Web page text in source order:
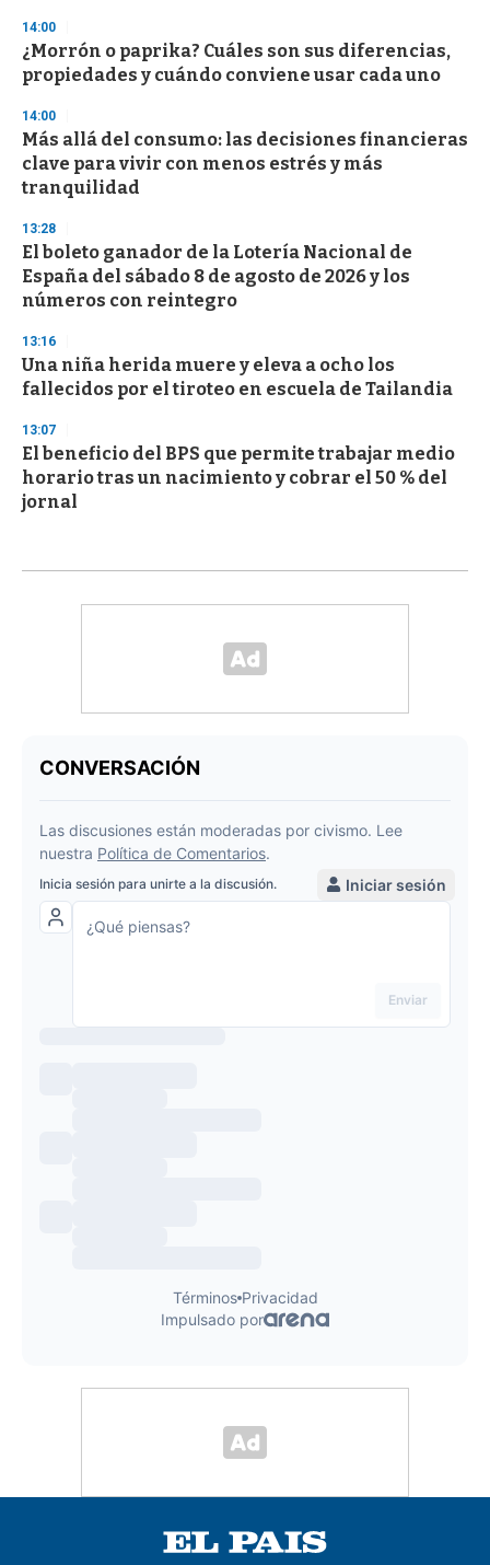
14:00
¿Morrón o paprika? Cuáles son sus diferencias,
propiedades y cuándo conviene usar cada uno
14:00
Más allá del consumo: las decisiones financieras
clave para vivir con menos estrés y más
tranquilidad
13:28
El boleto ganador de la Lotería Nacional de
España del sábado 8 de agosto de 2026 y los
números con reintegro
13:16
Una niña herida muere y eleva a ocho los
fallecidos por el tiroteo en escuela de Tailandia
13:07
El beneficio del BPS que permite trabajar medio
horario tras un nacimiento y cobrar el 50 % del
jornal